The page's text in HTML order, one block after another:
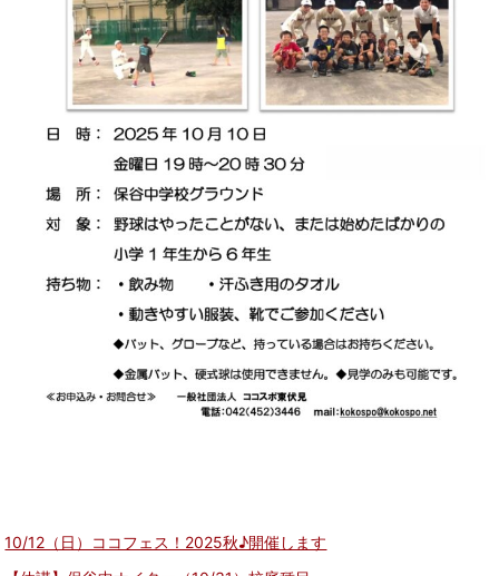
10/12（日）ココフェス！2025秋♪開催します